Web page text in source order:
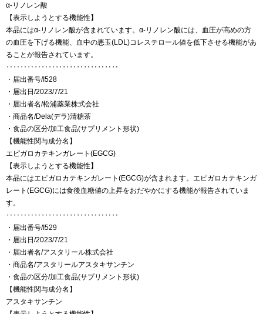
α‐リノレン酸
【表示しようとする機能性】
本品にはα-リノレン酸が含まれています。α-リノレン酸には、血圧が高めの方
の血圧を下げる機能、血中の悪玉(LDL)コレステロール値を低下させる機能があ
ることが報告されています。
‥‥‥‥‥‥‥‥‥‥‥‥‥‥‥‥
・届出番号/I528
・届出日/2023/7/21
・届出者名/松浦薬業株式会社
・商品名/Dela(デラ)清糖茶
・食品の区分/加工食品(サプリメント形状)
【機能性関与成分名】
エピガロカテキンガレート(EGCG)
【表示しようとする機能性】
本品にはエピガロカテキンガレート(EGCG)が含まれます。エピガロカテキンガ
レート(EGCG)には食後血糖値の上昇をおだやかにする機能が報告されていま
す。
‥‥‥‥‥‥‥‥‥‥‥‥‥‥‥‥
・届出番号/I529
・届出日/2023/7/21
・届出者名/アスタリール株式会社
・商品名/アスタリールアスタキサンチン
・食品の区分/加工食品(サプリメント形状)
【機能性関与成分名】
アスタキサンチン